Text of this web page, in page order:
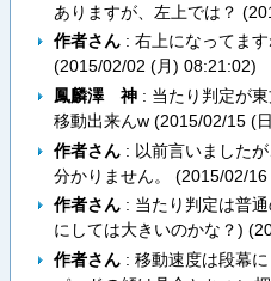
ありますが、左上では？ (
作者さん: 右上になってます
(2015/02/02 (月) 08:21:02)
鳳麟澤 神: 当たり判定が東
移動出来んw (2015/02/15 (
作者さん: 以前言いました
分かりません。 (2015/02/
作者さん: 当たり判定は普
にしては大きいのかな？) (
作者さん: 移動速度は段幕に